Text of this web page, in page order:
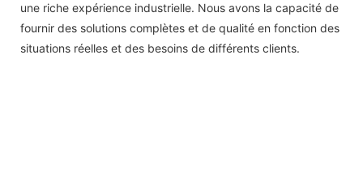
une riche expérience industrielle. Nous avons la capacité de
fournir des solutions complètes et de qualité en fonction des
situations réelles et des besoins de différents clients.